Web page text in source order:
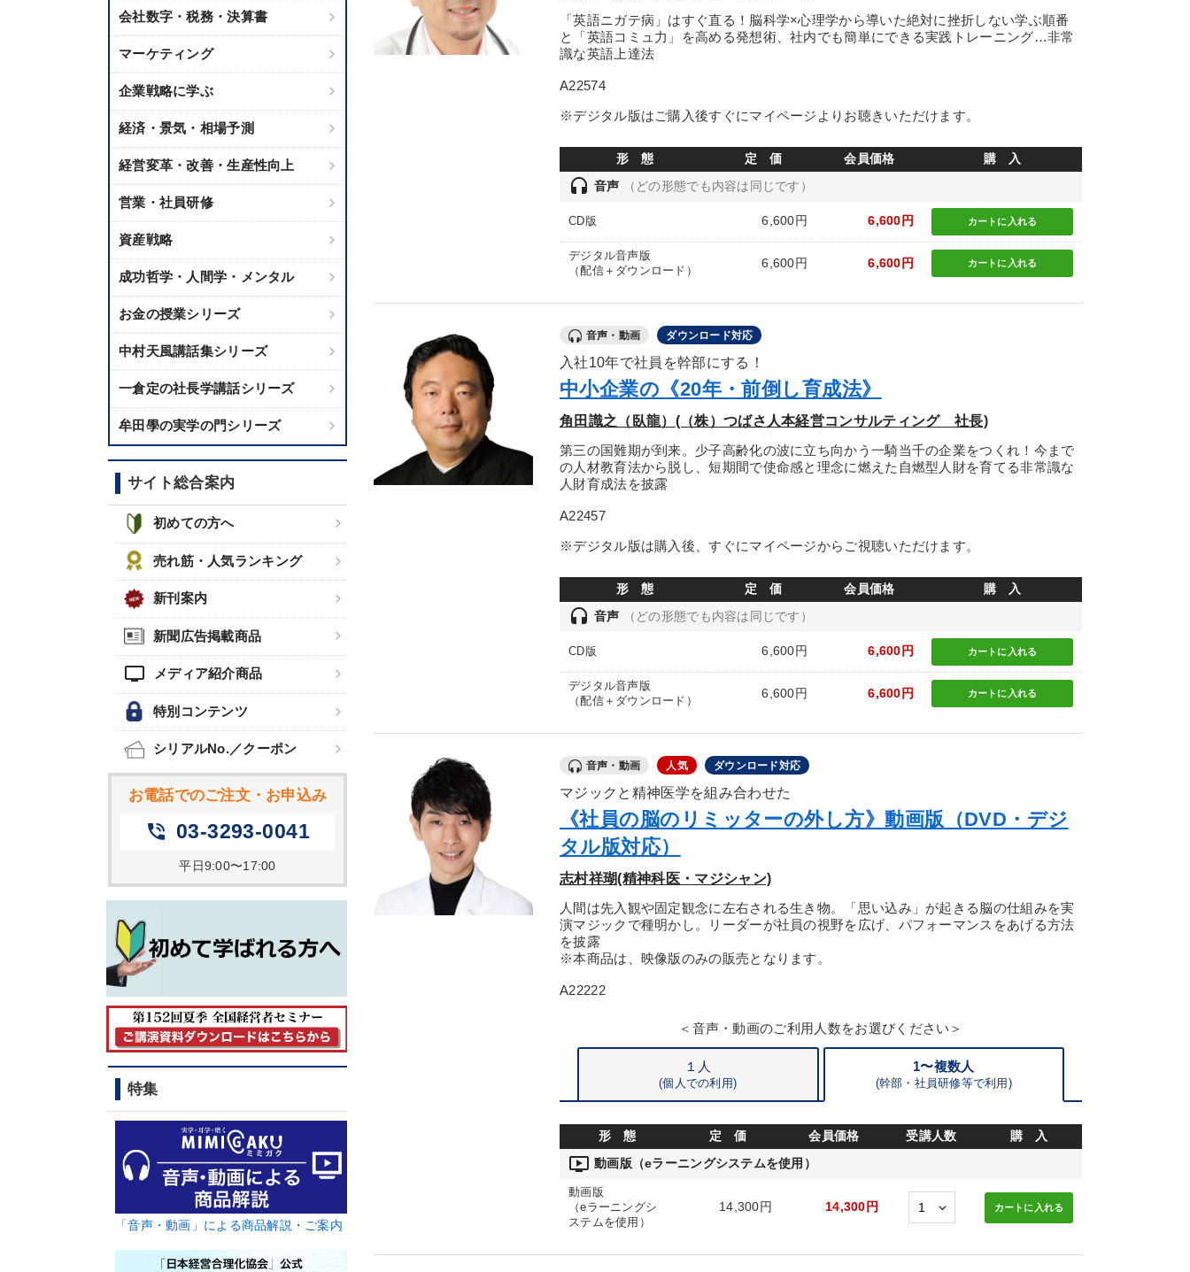
会社数字・税務・決算書
マーケティング
企業戦略に学ぶ
経済・景気・相場予測
経営変革・改善・生産性向上
営業・社員研修
資産戦略
成功哲学・人間学・メンタル
お金の授業シリーズ
中村天風講話集シリーズ
一倉定の社長学講話シリーズ
牟田學の実学の門シリーズ
サイト総合案内
初めての方へ
売れ筋・人気ランキング
新刊案内
新聞広告掲載商品
tv メディア紹介商品
特別コンテンツ
シリアルNo.／クーポン
お電話でのご注文・お申込み
phone_in_talk 03-3293-0041
平日9:00〜17:00
特集
「音声・動画」による商品解説・ご案内
「英語ニガテ病」はすぐ直る！脳科学×心理学から導いた絶対に挫折しない学ぶ順番
と「英語コミュ力」を高める発想術、社内でも簡単にできる実践トレーニング…非常
識な英語上達法
A22574
※デジタル版はご購入後すぐにマイページよりお聴きいただけます。
形 態 定 価 会員価格 購 入
headset 音声 （どの形態でも内容は同じです）
CD版 6,600円 6,600円 カートに 入れる
デジタル音声版
（配信＋ダウンロード）
6,600円 6,600円 カートに 入れる
音声・動画 ダウンロード対応
入社10年で社員を幹部にする！
中小企業の《20年・前倒し育成法》
角田識之（臥龍）(（株）つばさ人本経営コンサルティング 社長)
第三の国難期が到来。少子高齢化の波に立ち向かう一騎当千の企業をつくれ！今まで
の人材教育法から脱し、短期間で使命感と理念に燃えた自燃型人財を育てる非常識な
人財育成法を披露
A22457
※デジタル版は購入後、すぐにマイページからご視聴いただけます。
形 態 定 価 会員価格 購 入
headset 音声 （どの形態でも内容は同じです）
CD版 6,600円 6,600円 カートに 入れる
デジタル音声版
（配信＋ダウンロード）
6,600円 6,600円 カートに 入れる
音声・動画 人気 ダウンロード対応
マジックと精神医学を組み合わせた
《社員の脳のリミッターの外し方》動画版（DVD・デジ
タル版対応）
志村祥瑚(精神科医・マジシャン)
人間は先入観や固定観念に左右される生き物。「思い込み」が起きる脳の仕組みを実
演マジックで種明かし。リーダーが社員の視野を広げ、パフォーマンスをあげる方法
を披露
※本商品は、映像版のみの販売となります。
A22222
＜音声・動画のご利用人数をお選びください＞
１人
(個人での利用)
1〜複数人
(幹部・ 社員研修等で利用)
形 態 定 価 会員価格 受講人数 購 入
ondemand_video 動画版（eラーニングシステムを使用）
動画版
（eラーニングシ
ステムを使用）
14,300円 14,300円 カートに 入れる